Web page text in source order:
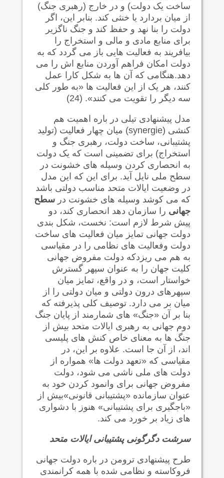
ساخت یک دولت) و در خارج (رهبری جنگ)
از میان بردارد یا خنثی کند. بنابر این، اگر
دولت را بنا نهد و حفظ کند و جنگ ناگزیر
برای منابع مادی و مالی و استخراج را
بیافریند به فعالیت هایی باز می گردد که به
دولت امکان فراهم آوردن منابع اش را می
دهد.هنگامی که آن ها به شکل کارا عمل
کنند، هر یک از این فعالیت ها «به طور کلی
سه دیگر را تقویت می کنند». (24)
مدل پیشنهادی تیلی در باره اهمیت هم
کنشی (synergie) میان چهار فعالیت (تولید
پشتیبانی، ساخت دولت، رهبری جنگ و
استخراج) برای تضمینی است که یک دولت
به انحصاری کردن وسیله های خشونت در
سطح ملی نایل آید. برای این که این مدل
در وضعیت ایالات متحد مناسب دولتی باشد
که می کوشد وسیله های خشونت درسطح
جهانی را سازمان دهد انحصاری کند، دو
پیش شرط لازم است: نخست، شکل بندی
دولت جهانی تمایز میان فعالیت های ساخت
دولت وفعالیت های نظامی را در مقیاسی
به هم می ریزدکه دولت مفروض جهانی
کلیت جهان را به عنوان سپهر گسترش
خواستار است، و در واقع، تمایز میان
سپهرهای درون دولتی و میان دولتی را از
میان بر می دارد. توصیف کلی پذیرفته که
بنا بر آن «جنگ» های شمارمند از پایان جنگ
دوم جهانی به رهبری ایالات متحد بیش از
جنگ ها به معنای خاص کنش های پلیسی
اند، از آن جا است. علاوه بر این، در
مقیاسی که «تعهد دولت ها» همواره از
دولت های ملی ناشی می شود، دولت
مفروض جهانی برای وانمود کردن خود به
عنوان سازمانده «پشتیبانی قانونی»بیش از
«باجگیری برای پشتیبانی» هنوز با دشواری
های زیاد بر خورد می کند.
سرشت دگرگونی پشتیبانی ایالات متحد
طرح پیشنهادی ترومن در باره دولت جهانی
فروکاسته و نظامی شده با همه کرانمندی